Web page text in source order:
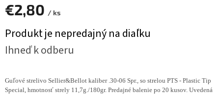
€2,80 / ks
cena:
Produkt je nepredajný na diaľku
Ihneď k odberu
Guľové strelivo Sellier&Bellot kaliber .30-06 Spr., so strelou PTS - Plastic Tip
Special, hmotnosť strely 11,7g./180gr. Predajné balenie po 20 kusov. Uvedená